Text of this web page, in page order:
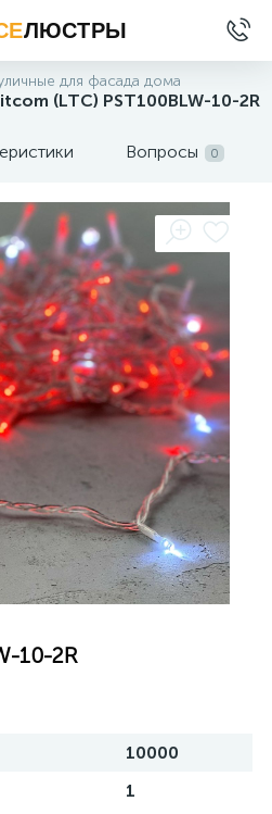
ЛЮСТРЫ
для фасада дома
(LTC) PST100BLW-10-2R
Вопросы 0
10-2R
10000
1